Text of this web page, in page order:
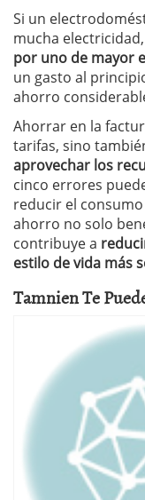
Si un
mucha
por uno de mayor
un gasto al
ahorro
Ahorrar en la
tarifas, sino
aprovechar los
cinco errores
reducir el
ahorro no solo
contribuye a
estilo de vida más
Tamnien Te